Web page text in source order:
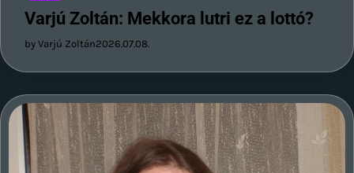
Varjú Zoltán: Mekkora lutri ez a lottó?
by Varjú Zoltán2026.07.08.